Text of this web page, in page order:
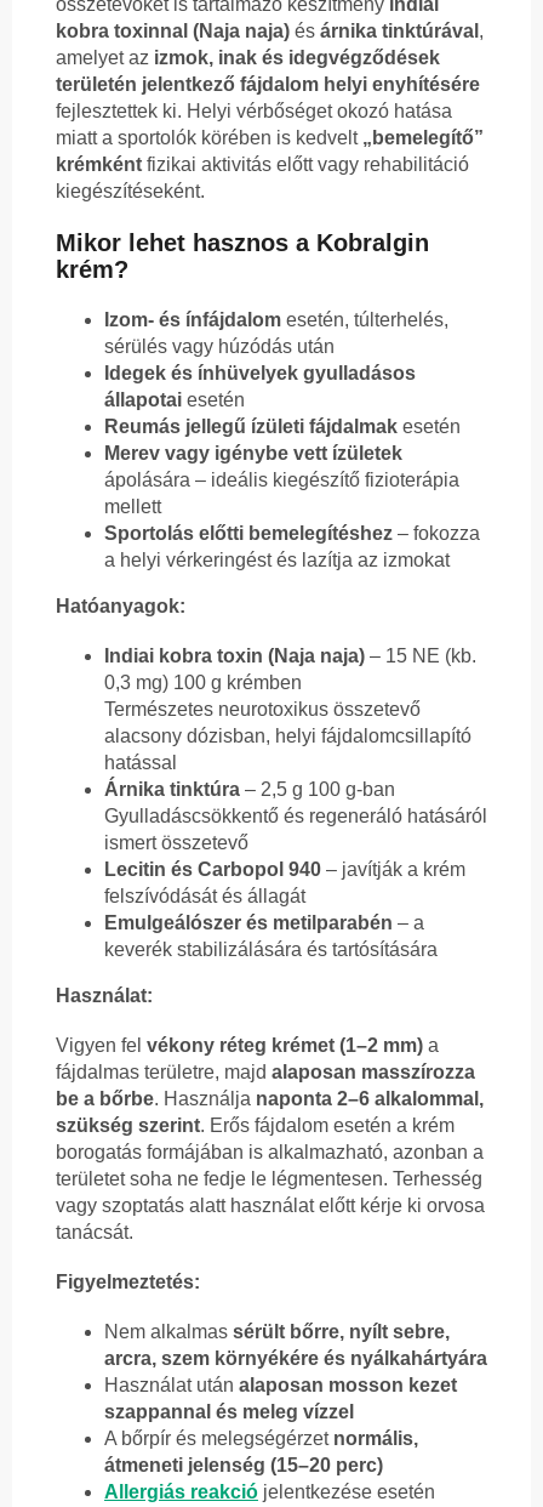
összetevőket is tartalmazó készítmény
indiai
kobra toxinnal (Naja naja) és árnika tinktúrával ,
amelyet az izmok, inak és idegvégződések
területén jelentkező fájdalom helyi enyhítésére
fejlesztettek ki. Helyi vérbőséget okozó hatása
miatt a sportolók körében is kedvelt „bemelegítő”
krémként fizikai aktivitás előtt vagy rehabilitáció
kiegészítéseként.
Mikor lehet hasznos a Kobralgin
krém?
Izom- és ínfájdalom esetén, túlterhelés,
sérülés vagy húzódás után
Idegek és ínhüvelyek gyulladásos
állapotai esetén
Reumás jellegű ízületi fájdalmak esetén
Merev vagy igénybe vett ízületek
ápolására – ideális kiegészítő fizioterápia
mellett
Sportolás előtti bemelegítéshez – fokozza
a helyi vérkeringést és lazítja az izmokat
Hatóanyagok:
Indiai kobra toxin (Naja naja) – 15 NE (kb.
0,3 mg) 100 g krémben
Természetes neurotoxikus összetevő
alacsony dózisban, helyi fájdalomcsillapító
hatással
Árnika tinktúra – 2,5 g 100 g-ban
Gyulladáscsökkentő és regeneráló hatásáról
ismert összetevő
Lecitin és Carbopol 940 – javítják a krém
felszívódását és állagát
Emulgeálószer és metilparabén – a
keverék stabilizálására és tartósítására
Használat:
Vigyen fel vékony réteg krémet (1–2 mm) a
fájdalmas területre, majd alaposan masszírozza
be a bőrbe. Használja naponta 2–6 alkalommal,
szükség szerint. Erős fájdalom esetén a krém
borogatás formájában is alkalmazható, azonban a
területet soha ne fedje le légmentesen. Terhesség
vagy szoptatás alatt használat előtt kérje ki orvosa
tanácsát.
Figyelmeztetés:
Nem alkalmas sérült bőrre, nyílt sebre,
arcra, szem környékére és nyálkahártyára
Használat után alaposan mosson kezet
szappannal és meleg vízzel
A bőrpír és melegségérzet normális,
átmeneti jelenség (15–20 perc)
Allergiás reakció jelentkezése esetén